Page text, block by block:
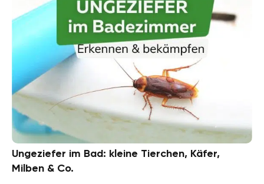
Ungeziefer im Bad: kleine Tierchen, Käfer,
Milben & Co.